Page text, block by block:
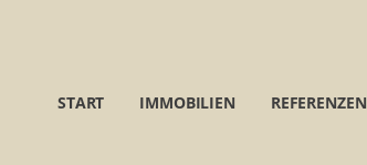
START IMMOBILIEN REFERENZEN